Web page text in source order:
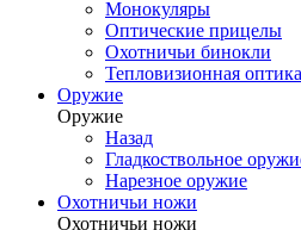
Монокуляры
Оптические прицелы
Охотничьи бинокли
Тепловизионная оптика
Оружие
Оружие
Назад
Гладкоствольное
Нарезное оружие
Охотничьи ножи
Охотничьи ножи